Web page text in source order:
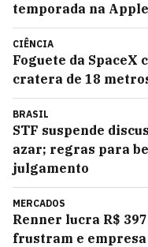
temporada na
CIÊNCIA
Foguete da SpaceX
cratera de 18
BRASIL
STF suspende
azar; regras para
julgamento
MERCADOS
Renner lucra R$
frustram e